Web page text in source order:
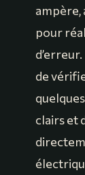
ampère,
pour
de
clairs et